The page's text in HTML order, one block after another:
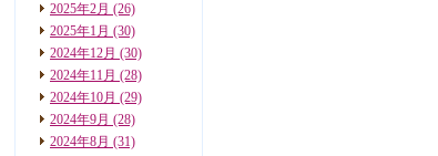
2025年2月 (26)
2025年1月 (30)
2024年12月 (30)
2024年11月 (28)
2024年10月 (29)
2024年9月 (28)
2024年8月 (31)